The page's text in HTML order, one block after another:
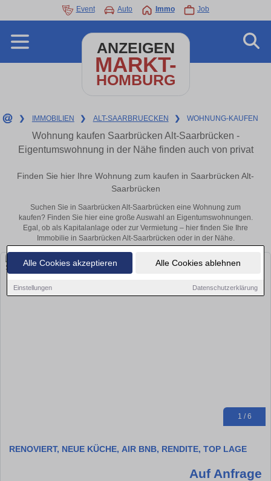
Alle Cookies akzeptieren Alle Cookies ablehnen
Einstellungen Datenschutzerklärung
Event Auto Immo Job
ANZEIGEN
MARKT-
HOMBURG
❯ IMMOBILIEN ❯ ALT-SAARBRUECKEN ❯ WOHNUNG-KAUFEN
Wohnung kaufen Saarbrücken Alt-Saarbrücken -
Eigentumswohnung in der Nähe finden auch von privat
Finden Sie hier Ihre Wohnung zum kaufen in Saarbrücken Alt-
Saarbrücken
Suchen Sie in Saarbrücken Alt-Saarbrücken eine Wohnung zum
kaufen? Finden Sie hier eine große Auswahl an Eigentumswohnungen.
Egal, ob als Kapitalanlage oder zur Vermietung – hier finden Sie Ihre
Immobilie in Saarbrücken Alt-Saarbrücken oder in der Nähe.
1 / 6
RENOVIERT, NEUE KÜCHE, AIR BNB, RENDITE, TOP LAGE
Auf Anfrage